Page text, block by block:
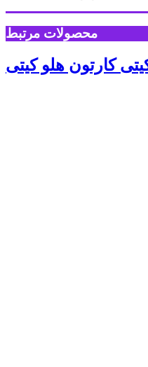
محصولات مرتبط
کارتون هلو کیتی